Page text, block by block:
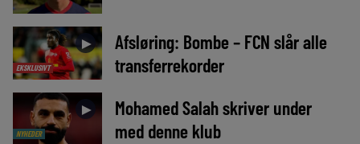
EKSKLUSIVT
►
Afsløring: Bombe – FCN slår alle
transferrekorder
NYHEDER
►
Mohamed Salah skriver under
med denne klub